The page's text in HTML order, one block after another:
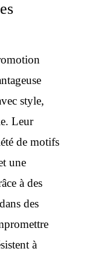
style,
Leur
de motifs
une
à des
des
à